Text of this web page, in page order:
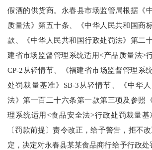
假酒的供货商。永春县市场监管局根据《
质量法》第五十条、《中华人民共和国商
款、《中华人民共和国行政处罚法》第二
建省市场监督管理系统适用<产品质量法>
CP-2从轻情节、《福建省市场监督管理系
处罚裁量基准》SB-3从轻情节、《中华
法》第一百二十六条第一款第三项及参照
理系统适用<食品安全法>行政处罚裁量基
〔罚款前提〕责令改正，给予警告，拒不
定，决定对永春县某某食品商行给予行政处